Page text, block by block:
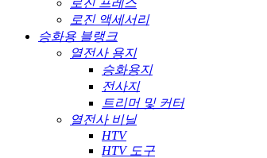
로진 프레스
로진 액세서리
승화용 블랭크
열전사 용지
승화용지
전사지
트리머 및 커터
열전사 비닐
HTV
HTV 도구